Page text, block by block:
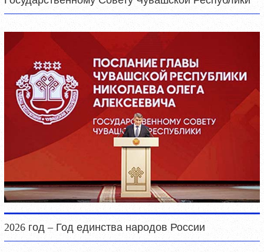
2026 год – Год единства народов России